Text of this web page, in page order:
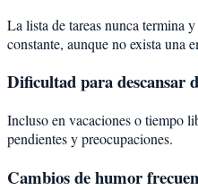
La lista de tareas nunca termina
constante, aunque no exista una
Dificultad para descansar
Incluso en vacaciones o tiempo
pendientes y preocupaciones.
Cambios de humor